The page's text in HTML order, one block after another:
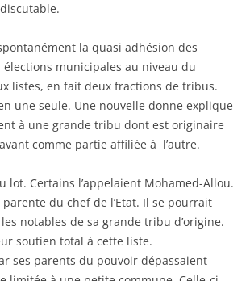
la quasi adhésion des
élections municipales au niveau du
listes, en fait deux fractions de tribus.
une seule. Une nouvelle donne explique
à une grande tribu dont est originaire
comme partie affiliée à l’autre.
lot. Certains l’appelaient Mohamed-Allou.
du chef de l’Etat. Il se pourrait
notables de sa grande tribu d’origine.
soutien total à cette liste.
ses parents du pouvoir dépassaient